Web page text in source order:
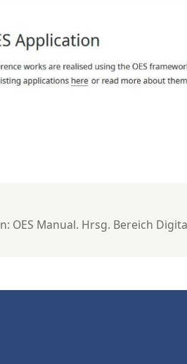
OES Manual. Hrsg. Bereich